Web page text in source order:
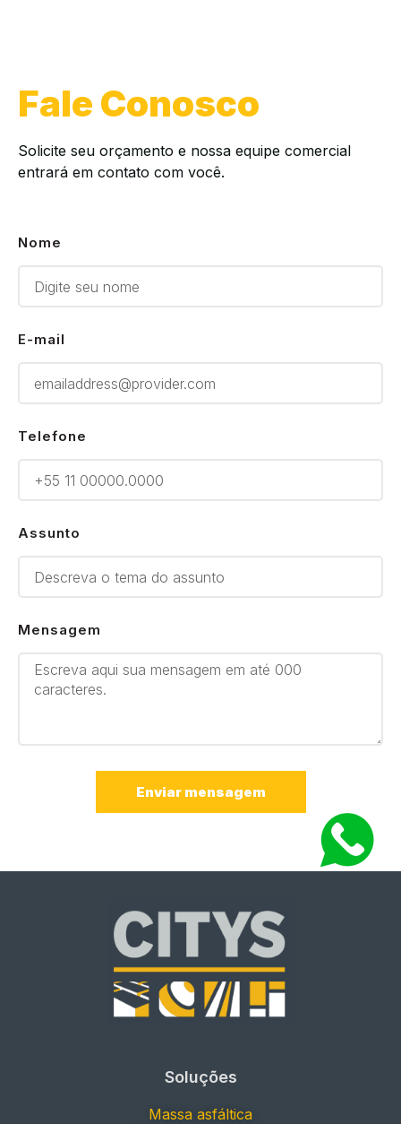
Fale Conosco
Solicite seu orçamento e nossa equipe comercial
entrará em contato com você.
Nome
E-mail
Telefone
Assunto
Mensagem
Enviar mensagem
Soluções
Massa asfáltica